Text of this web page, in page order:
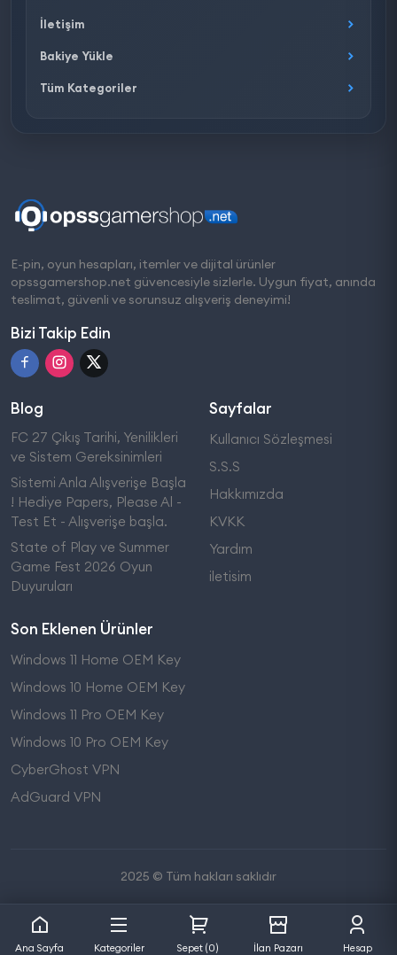
Ana Sayfa Kategoriler Sepet (0) İlan Pazarı Hesap
İletişim
Bakiye Yükle
Tüm Kategoriler
E-pin, oyun hesapları, itemler ve dijital ürünler
opssgamershop.net güvencesiyle sizlerle. Uygun fiyat, anında
teslimat, güvenli ve sorunsuz alışveriş deneyimi!
Bizi Takip Edin
Blog
FC 27 Çıkış Tarihi, Yenilikleri
ve Sistem Gereksinimleri
Sistemi Anla Alışverişe Başla
! Hediye Papers, Please Al -
Test Et - Alışverişe başla.
State of Play ve Summer
Game Fest 2026 Oyun
Duyuruları
Sayfalar
Kullanıcı Sözleşmesi
S.S.S
Hakkımızda
KVKK
Yardım
iletisim
Son Eklenen Ürünler
Windows 11 Home OEM Key
Windows 10 Home OEM Key
Windows 11 Pro OEM Key
Windows 10 Pro OEM Key
CyberGhost VPN
AdGuard VPN
2025 © Tüm hakları saklıdır